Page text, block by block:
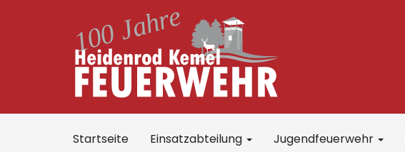
Startseite Einsatzabteilung Jugendfeuerwehr